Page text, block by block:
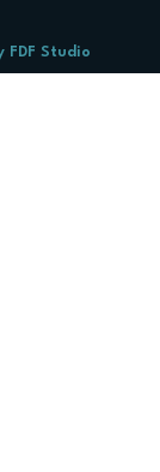
FDF Studio